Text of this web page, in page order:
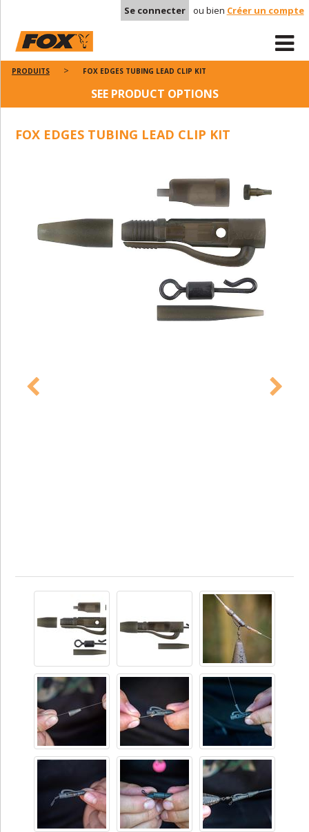
Se connecter ou bien Créer un compte
PRODUITS FOX EDGES TUBING LEAD CLIP KIT
SEE PRODUCT OPTIONS
FOX EDGES TUBING LEAD CLIP KIT